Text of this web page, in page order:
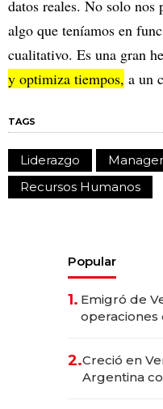
datos reales. No solo
algo que teníamos en
cualitativo. Es una gran
y optimiza tiempos, a un
TAGS
Liderazgo
Recursos Humanos
Popular
1. Emigró de
operaciones
2.Creció en
Argentina